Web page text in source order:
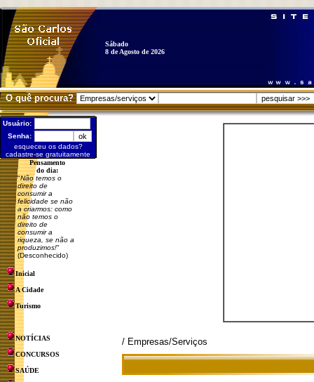
Sábado
8 de Agosto de 2026
O quê procura?
Usuário:
Senha:
esqueceu os dados?
cadastre-se gratuitamente
Pensamento
do dia:
"Não temos o
direito de
consumir a
felicidade se não
a criarmos: como
não temos o
direito de
consumir a
riqueza, se não a
produzimos!"
(Desconhecido)
Inicial
A Cidade
Turismo
NOTÍCIAS
CONCURSOS
SAÚDE
/ Empresas/Serviços